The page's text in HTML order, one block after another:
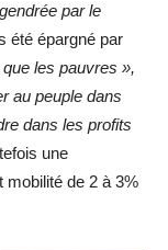
par le
été épargné par
les pauvres »,
au peuple dans
dans les profits
une
mobilité de 2 à 3%